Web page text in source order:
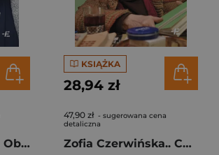
Jerzy Stuhr show. Obrazki i anegdoty
KSIĄŻKA
28,94 zł
47,90 zł - sugerowana cena
detaliczna
Zofia Czerwińska.. Całuję prawe oczko misia Rysia